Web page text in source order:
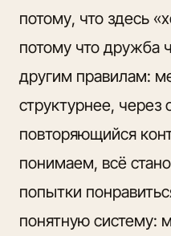
потому, что здесь
потому что дружба
другим правилам:
структурнее,
повторяющийся
понимаем, всё
попытки
понятную систему: